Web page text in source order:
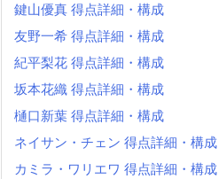
鍵山優真 得点詳細・構成
友野一希 得点詳細・構成
紀平梨花 得点詳細・構成
坂本花織 得点詳細・構成
樋口新葉 得点詳細・構成
ネイサン・チェン 得点詳細・構成
カミラ・ワリエワ 得点詳細・構成